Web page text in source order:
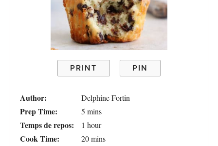
PRINT PIN
Author: Delphine Fortin
Prep Time: 5 mins
Temps de repos: 1 hour
Cook Time: 20 mins